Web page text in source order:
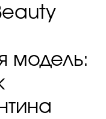
модель: